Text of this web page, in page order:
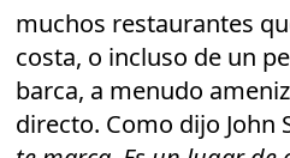
muchos restaurantes
costa, o incluso de un
barca, a menudo
directo. Como dijo John